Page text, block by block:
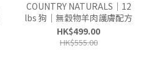
COUNTRY NATURALS｜12
lbs 狗｜無穀物羊肉護膚配方
HK$499.00
HK$555.00